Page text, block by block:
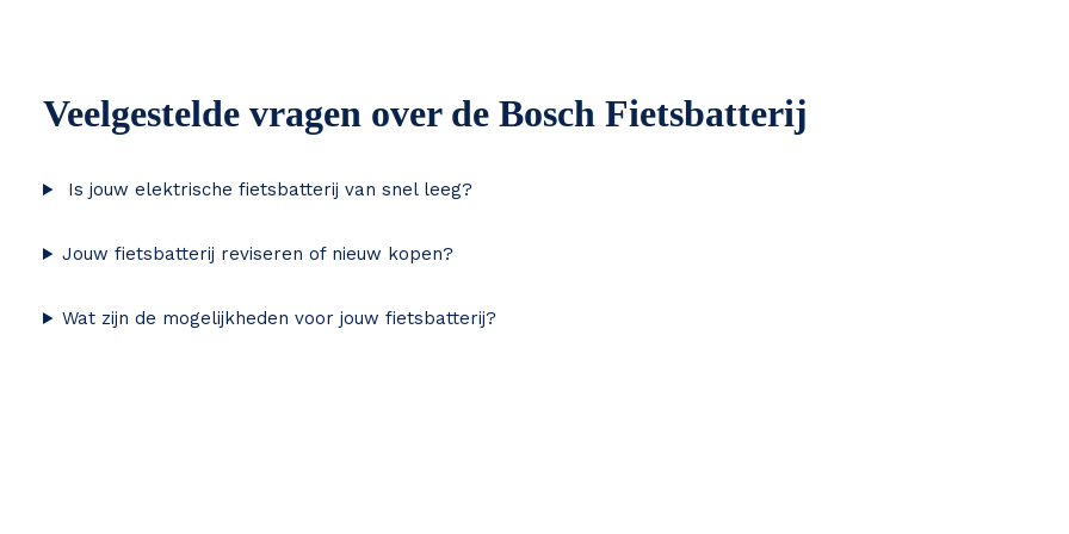
Veelgestelde vragen over de Bosch Fietsbatterij
Is jouw elektrische fietsbatterij van snel leeg?
Jouw fietsbatterij reviseren of nieuw kopen?
Wat zijn de mogelijkheden voor jouw fietsbatterij?